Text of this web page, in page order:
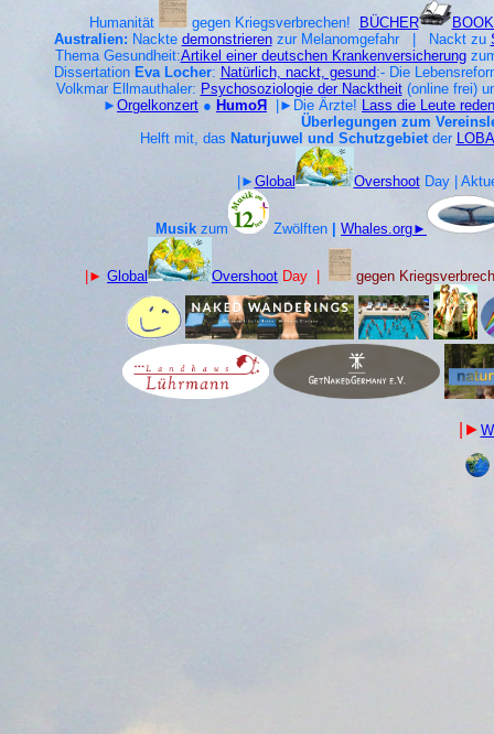
Humanität gegen Kriegsverbrechen! BÜCHER
Australien: Nackte demonstrierenzur Melanomgefahr | Nackt zu
Thema Gesundheit:Artikel einer deutschen Krankenversicherung
Dissertation Eva Locher: Natürlich, nackt, gesund:- Die
Volkmar Ellmauthaler: Psychosoziologie der Nacktheit(online frei)
► Orgelkonzert ● HumoЯ |►Die Ärzte! Lass die Leute
Überlegungen zum
Helft mit, das Naturjuwel und Schutzgebietder
|► Global OvershootDay |
Musik zum Zwölften Whales.org►
|► Global Overshoot Day | gegen
|►